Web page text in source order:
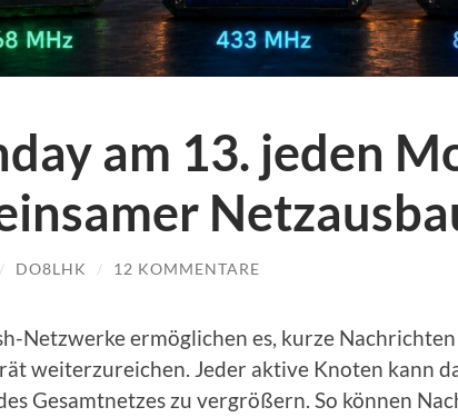
am 13. jeden
/ DO8LHK / 12 KOMMENTARE
Netzwerke ermöglichen es, kurze
weiterzureichen. Jeder aktive Knoten kann
Gesamtnetzes zu vergrößern. So können